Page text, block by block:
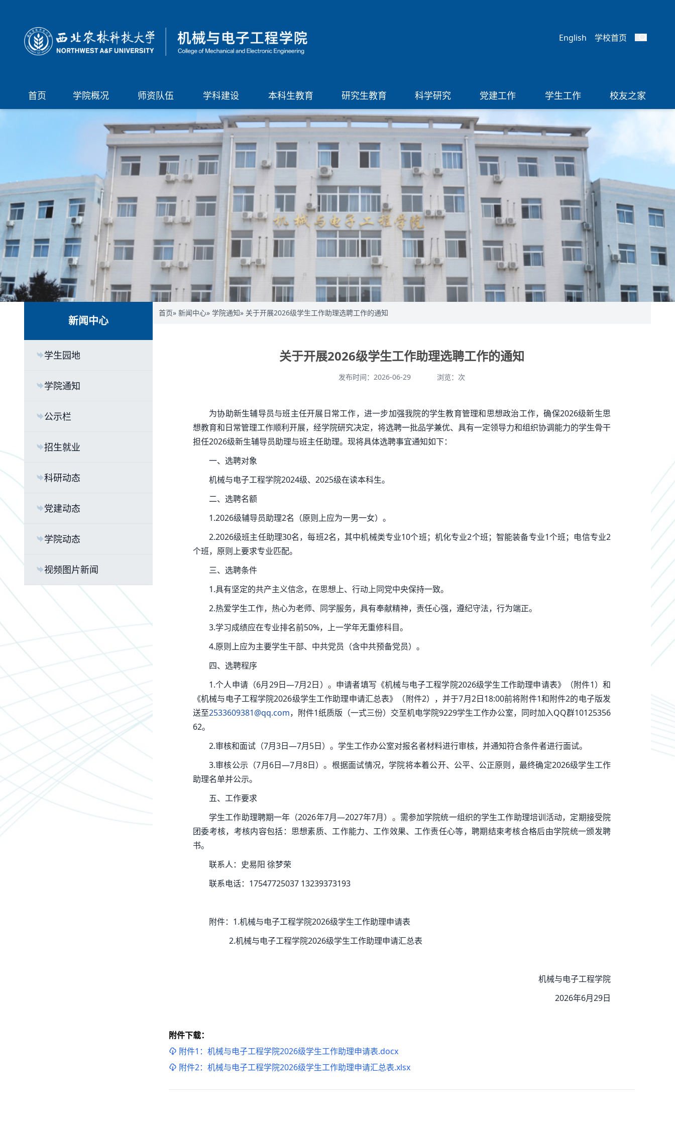
English 学校首页
首页 学院概况 师资队伍 学科建设 本科生教育 研究生教育 科学研究 党建工作 学生工作 校友之家
新闻中心
学生园地
学院通知
公示栏
招生就业
科研动态
党建动态
学院动态
视频图片新闻
首页» 新闻中心» 学院通知» 关于开展2026级学生工作助理选聘工作的通知
关于开展2026级学生工作助理选聘工作的通知
发布时间：2026-06-29 浏览： 次
为协助新生辅导员与班主任开展日常工作，进一步加强我院的学生教育管理和思想政治工作，确保2026级新生思
想教育和日常管理工作顺利开展，经学院研究决定，将选聘一批品学兼优、具有一定领导力和组织协调能力的学生骨干
担任2026级新生辅导员助理与班主任助理。现将具体选聘事宜通知如下：
一、选聘对象
机械与电子工程学院2024级、2025级在读本科生。
二、选聘名额
1.2026级辅导员助理2名（原则上应为一男一女）。
2.2026级班主任助理30名，每班2名，其中机械类专业10个班；机化专业2个班；智能装备专业1个班；电信专业2
个班，原则上要求专业匹配。
三、选聘条件
1.具有坚定的共产主义信念，在思想上、行动上同党中央保持一致。
2.热爱学生工作，热心为老师、同学服务，具有奉献精神，责任心强，遵纪守法，行为端正。
3.学习成绩应在专业排名前50%，上一学年无重修科目。
4.原则上应为主要学生干部、中共党员（含中共预备党员）。
四、选聘程序
1.个人申请（6月29日—7月2日）。申请者填写《机械与电子工程学院2026级学生工作助理申请表》（附件1）和
《机械与电子工程学院2026级学生工作助理申请汇总表》（附件2），并于7月2日18:00前将附件1和附件2的电子版发
送至2533609381@qq.com，附件1纸质版（一式三份）交至机电学院9229学生工作办公室，同时加入QQ群10125356
62。
2.审核和面试（7月3日—7月5日）。学生工作办公室对报名者材料进行审核，并通知符合条件者进行面试。
3.审核公示（7月6日—7月8日）。根据面试情况，学院将本着公开、公平、公正原则，最终确定2026级学生工作
助理名单并公示。
五、工作要求
学生工作助理聘期一年（2026年7月—2027年7月）。需参加学院统一组织的学生工作助理培训活动，定期接受院
团委考核，考核内容包括：思想素质、工作能力、工作效果、工作责任心等，聘期结束考核合格后由学院统一颁发聘
书。
联系人：史易阳 徐梦荣
联系电话：17547725037 13239373193
附件：1.机械与电子工程学院2026级学生工作助理申请表
2.机械与电子工程学院2026级学生工作助理申请汇总表
机械与电子工程学院
2026年6月29日
附件下载：
附件1：机械与电子工程学院2026级学生工作助理申请表.docx
附件2：机械与电子工程学院2026级学生工作助理申请汇总表.xlsx